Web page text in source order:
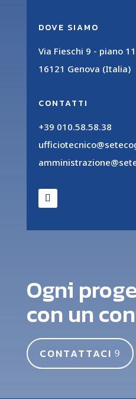
DOVE SIAMO
Via Fieschi 9 - piano 11
16121 Genova (Italia)
CONTATTI
+39 010.58.58.38
Ogni
con un
CONTATTACI